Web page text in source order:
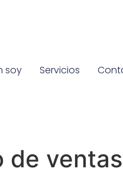
soy Servicios
de ventas